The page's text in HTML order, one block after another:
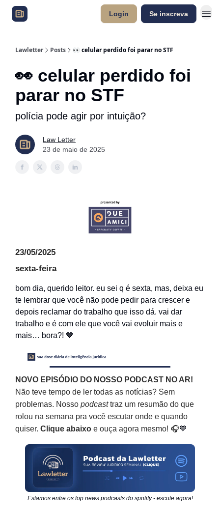
Login Se inscreva
Lawletter Posts 👀 celular perdido foi parar no STF
👀 celular perdido foi
parar no STF
polícia pode agir por intuição?
Law Letter
23 de maio de 2025
23/05/2025
sexta-feira
bom dia, querido leitor. eu sei q é sexta, mas, deixa eu
te lembrar que você não pode pedir para crescer e
depois reclamar do trabalho que isso dá. vai dar
trabalho e é com ele que você vai evoluir mais e
mais… bora?! 💙
NOVO EPISÓDIO DO NOSSO PODCAST NO AR!
Não teve tempo de ler todas as notícias? Sem
problemas. Nosso podcasttraz um resumão do que
rolou na semana pra você escutar onde e quando
quiser. Clique abaixo e ouça agora mesmo! 🎧💙
Estamos entre os top news podcasts do spotify - escute agora!